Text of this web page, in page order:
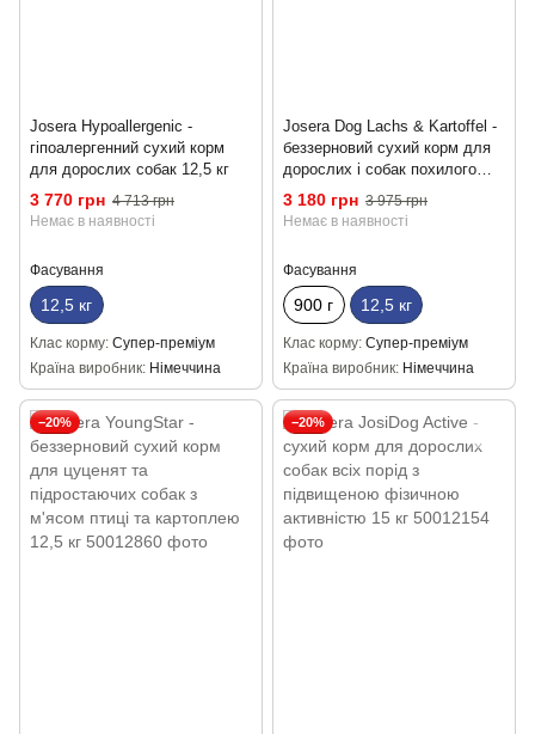
Josera Hypoallergenic -
гіпоалергенний сухий корм
для дорослих собак 12,5 кг
3 770 грн 4 713 грн
Немає в наявності
Фасування
12,5 кг
Клас корму Супер-преміум
Країна виробник Німеччина
Josera Dog Lachs & Kartoffel -
беззерновий сухий корм для
дорослих і собак похилого
віку з чутливим травленням із
лососем, картоплею 12,5 кг
3 180 грн 3 975 грн
Немає в наявності
Фасування
900 г 12,5 кг
Клас корму Супер-преміум
Країна виробник Німеччина
−20% −20%